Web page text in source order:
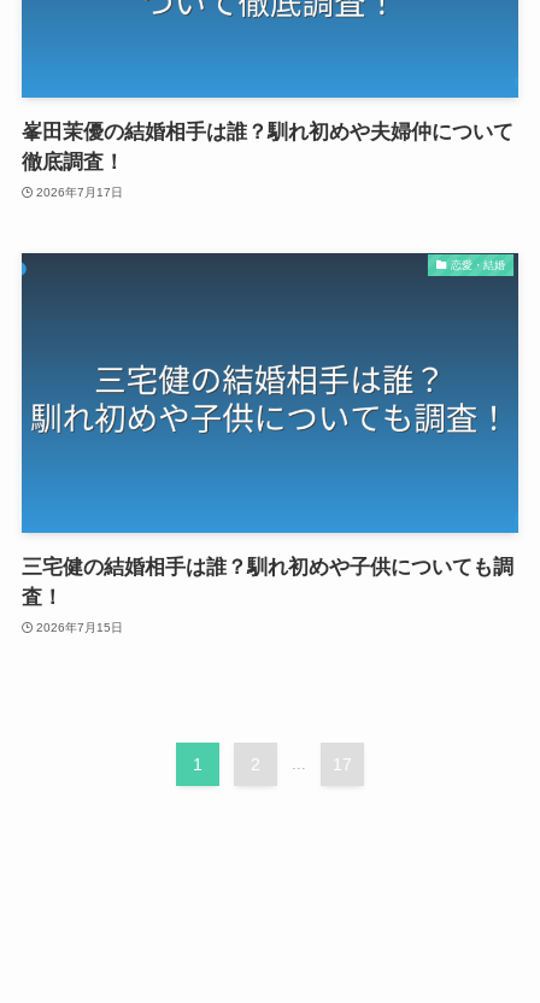
峯田茉優の結婚相手は誰？馴れ初めや夫婦仲について
徹底調査！
2026年7月17日
恋愛・結婚
三宅健の結婚相手は誰？馴れ初めや子供についても調
査！
2026年7月15日
1 2 ... 17